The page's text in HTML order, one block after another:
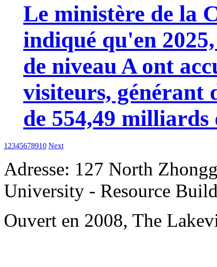
Le ministère de la
indiqué qu'en
de niveau A ont
visiteurs, générant
de 554,49 milliards
1 2345678910 Next
Adresse: 127 North
University - Resource
Ouvert en 2008, The